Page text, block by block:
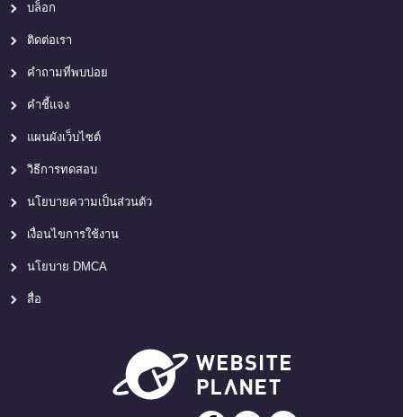
บล็อก
ติดต่อเรา
คำถามที่พบบ่อย
คำชี้แจง
แผนผังเว็บไซต์
วิธีการทดสอบ
นโยบายความเป็นส่วนตัว
เงื่อนไขการใช้งาน
นโยบาย DMCA
สื่อ